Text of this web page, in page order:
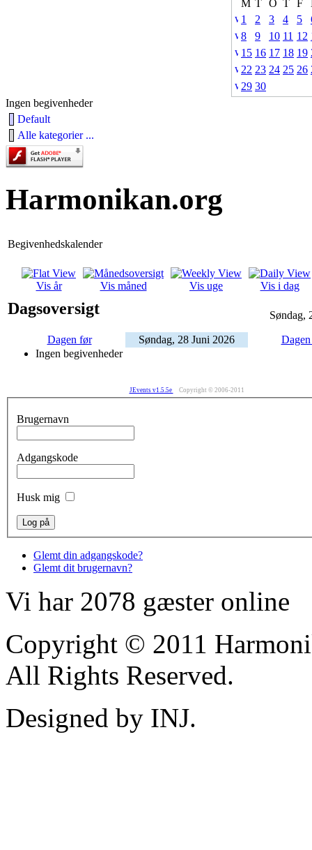
M T O T F
1
2 3 4 5
8
9 10 11 12
15 16 17 18 19
22 23 24 25 26
29 30
Ingen begivenheder
Default
Alle kategorier ...
Harmonikan.org
Begivenhedskalender
Vis år Vis måned Vis uge Vis i dag
Dagsoversigt Søndag,
Dagen før Søndag, 28 Juni 2026
Ingen begivenheder
JEvents v1.5.5e Copyright © 2006-2011
Brugernavn
Adgangskode
Husk mig
Glemt din adgangskode?
Glemt dit brugernavn?
Vi har 2078 gæster online
Copyright © 2011
All Rights Reserved.
Designed by INJ.